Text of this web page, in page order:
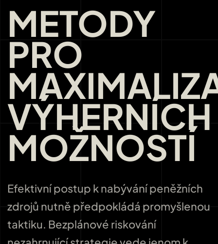
METODY
PRO
VÝHERNÍCH
MOŽNOSTÍ
Efektivní postup k nabývání peněžních
zdrojů nutně předpokládá promyšlenou
taktiku. Bezplánové riskování